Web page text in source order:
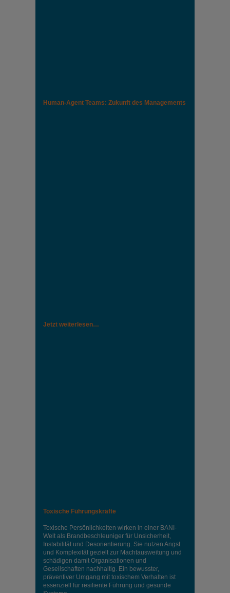
Human-Agent Teams: Zukunft des Managements
Jetzt weiterlesen…
Toxische Führungskräfte
Toxische Persönlichkeiten wirken in einer BANI-
Welt als Brandbeschleuniger für Unsicherheit,
Instabilität und Desorientierung. Sie nutzen Angst
und Komplexität gezielt zur Machtausweitung und
schädigen damit Organisationen und
Gesellschaften nachhaltig. Ein bewusster,
präventiver Umgang mit toxischem Verhalten ist
essenziell für resiliente Führung und gesunde